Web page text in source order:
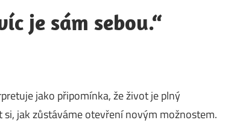
je sám sebou.“
jako připomínka, že život je plný
jak zůstáváme otevření novým možnostem.